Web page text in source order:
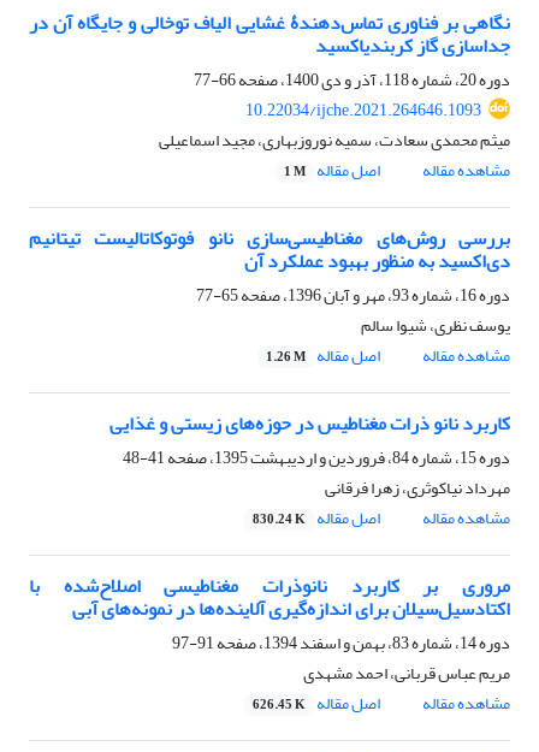
نگاهی بر فناوری تماس‌دهندۀ‌ غشایی الیاف توخالی و جایگاه آن در
جداسازی گاز کربن‏دی‏اکسید
دوره 20، شماره 118، آذر و دی 1400، صفحه
66-77
10.22034/ijche.2021.264646.1093
میثم محمدی سعادت، سمیه نوروزبهاری، مجید اسماعیلی
مشاهده مقاله
اصل مقاله 1 M
بررسی روش‌های مغناطیسی‌سازی نانو فوتوکاتالیست تیتانیم
دی‌اکسید به منظور بهبود عملکرد آن
دوره 16، شماره 93، مهر و آبان 1396، صفحه
65-77
یوسف نظری، شیوا سالم
مشاهده مقاله
اصل مقاله 1.26 M
کاربرد نانو ذرات مغناطیس در حوزه‌های زیستی و غذایی
دوره 15، شماره 84، فروردین و اردیبهشت 1395، صفحه
41-48
مهرداد نیاکوثری، زهرا فرقانی
مشاهده مقاله
اصل مقاله 830.24 K
مروری بر کاربرد نانوذرات مغناطیسی اصلاح‌شده با
اکتادسیل‌سیلان برای اندازه‌گیری آلاینده‌ها در نمونه‌های آبی
دوره 14، شماره 83، بهمن و اسفند 1394، صفحه
91-97
مریم عباس قربانی، احمد مشهدی
مشاهده مقاله
اصل مقاله 626.45 K